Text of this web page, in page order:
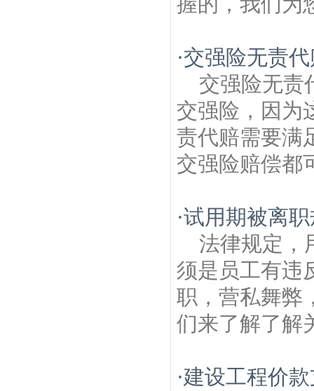
·交强险无责
交强险无责
交强险，因为
责代赔需要满
交强险赔偿都
·试用期被离
法律规定，
须是员工有违
职，营私舞弊
们来了解了解
·建设工程价